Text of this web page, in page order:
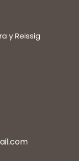
y Reissig